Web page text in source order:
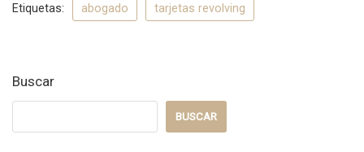
Etiquetas: abogado tarjetas revolving
Buscar
BUSCAR